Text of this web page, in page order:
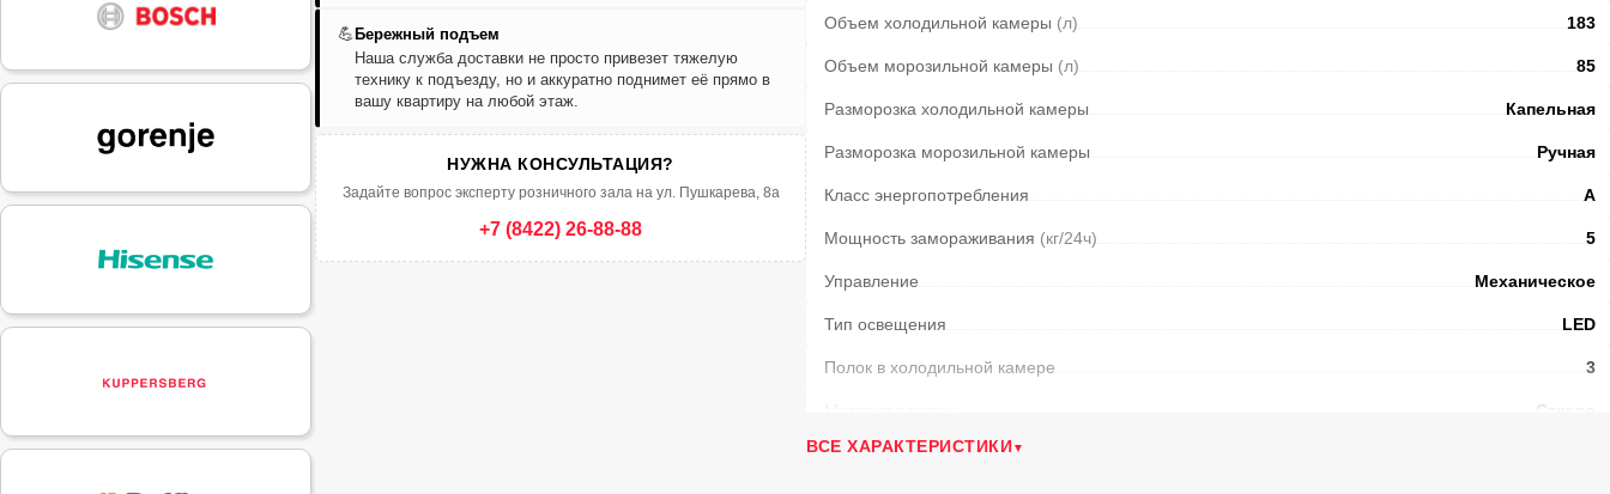
💪 Бережный подъем
Наша служба доставки не просто привезет тяжелую
технику к подъезду, но и аккуратно поднимет её прямо в
вашу квартиру на любой этаж.
НУЖНА КОНСУЛЬТАЦИЯ?
Задайте вопрос эксперту розничного зала на ул. Пушкарева, 8а
+7 (8422) 26-88-88
Объем холодильной камеры (л) 183
Объем морозильной камеры (л) 85
Разморозка холодильной камеры Капельная
Разморозка морозильной камеры Ручная
Класс энергопотребления А
Мощность замораживания (кг/24ч) 5
Управление Механическое
Тип освещения LED
Полок в холодильной камере 3
Стекло
Ящиков в мороз. камере
ВСЕ ХАРАКТЕРИСТИКИ